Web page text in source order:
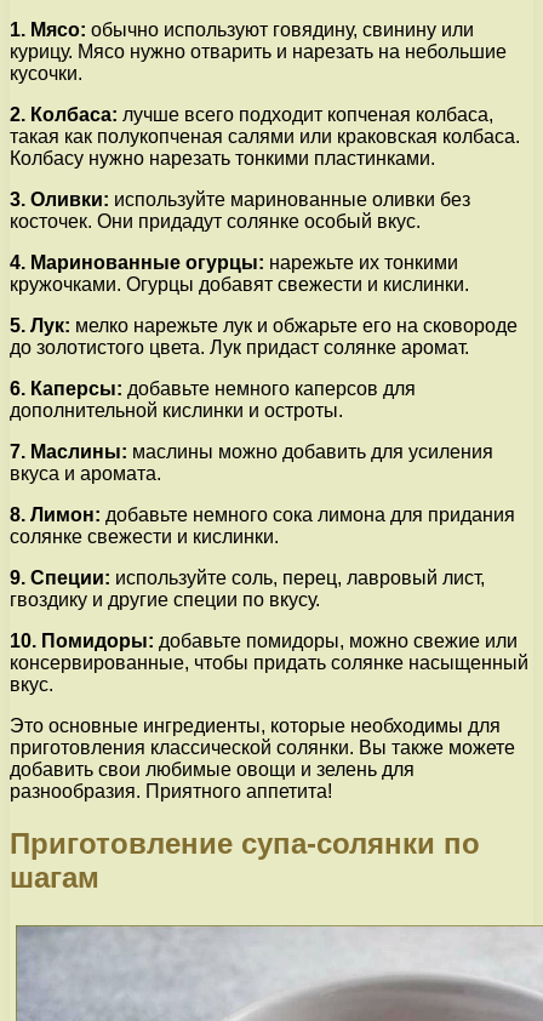
1. Мясо: обычно используют говядину, свинину или
курицу. Мясо нужно отварить и нарезать на небольшие
кусочки.
2. Колбаса: лучше всего подходит копченая колбаса,
такая как полукопченая салями или краковская колбаса.
Колбасу нужно нарезать тонкими пластинками.
3. Оливки: используйте маринованные оливки без
косточек. Они придадут солянке особый вкус.
4. Маринованные огурцы: нарежьте их тонкими
кружочками. Огурцы добавят свежести и кислинки.
5. Лук: мелко нарежьте лук и обжарьте его на сковороде
до золотистого цвета. Лук придаст солянке аромат.
6. Каперсы: добавьте немного каперсов для
дополнительной кислинки и остроты.
7. Маслины: маслины можно добавить для усиления
вкуса и аромата.
8. Лимон: добавьте немного сока лимона для придания
солянке свежести и кислинки.
9. Специи: используйте соль, перец, лавровый лист,
гвоздику и другие специи по вкусу.
10. Помидоры: добавьте помидоры, можно свежие или
консервированные, чтобы придать солянке насыщенный
вкус.
Это основные ингредиенты, которые необходимы для
приготовления классической солянки. Вы также можете
добавить свои любимые овощи и зелень для
разнообразия. Приятного аппетита!
Приготовление супа-солянки по
шагам